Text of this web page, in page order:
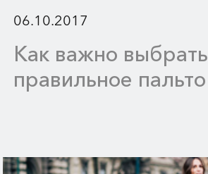
06.10.2017
Как важно выбрать
правильное пальто